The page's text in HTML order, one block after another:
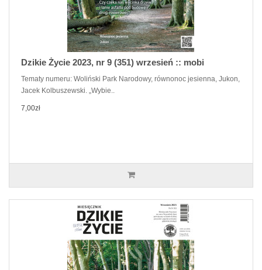
Dzikie Życie 2023, nr 9 (351) wrzesień :: mobi
Tematy numeru: Woliński Park Narodowy, równonoc jesienna, Jukon,
Jacek Kolbuszewski. „Wybie..
7,00zł